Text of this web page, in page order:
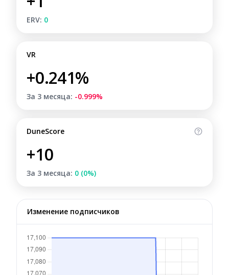
ERV: 0
VR
+0.241%
За 3 месяца: -0.999%
DuneScore
+10
За 3 месяца: 0 (0%)
Изменение подписчиков